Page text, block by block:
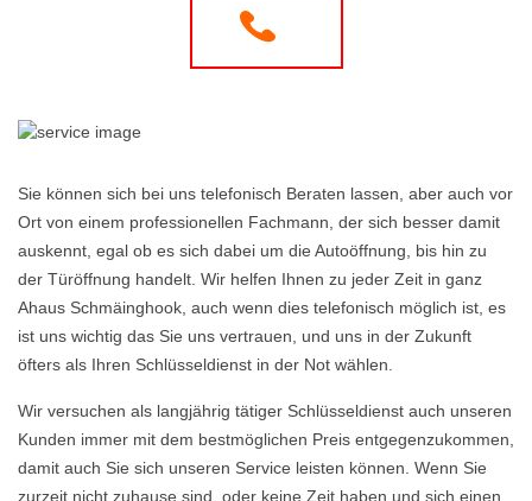
Sie können sich bei uns telefonisch Beraten lassen, aber auch vor
Ort von einem professionellen Fachmann, der sich besser damit
auskennt, egal ob es sich dabei um die Autoöffnung, bis hin zu
der Türöffnung handelt. Wir helfen Ihnen zu jeder Zeit in ganz
Ahaus Schmäinghook, auch wenn dies telefonisch möglich ist, es
ist uns wichtig das Sie uns vertrauen, und uns in der Zukunft
öfters als Ihren Schlüsseldienst in der Not wählen.
Wir versuchen als langjährig tätiger Schlüsseldienst auch unseren
Kunden immer mit dem bestmöglichen Preis entgegenzukommen,
damit auch Sie sich unseren Service leisten können. Wenn Sie
zurzeit nicht zuhause sind, oder keine Zeit haben und sich einen